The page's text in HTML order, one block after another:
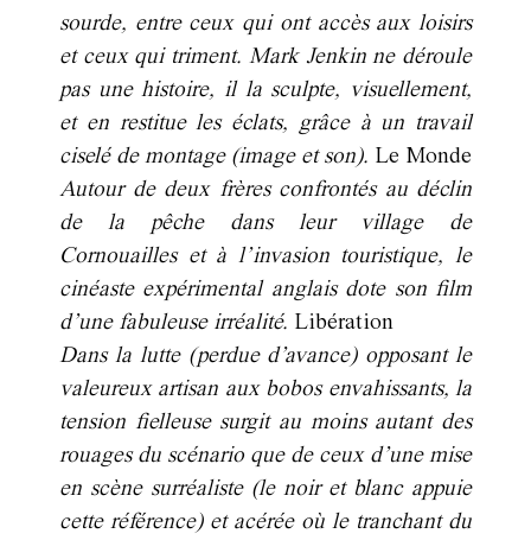
sourde, entre ceux qui ont accès aux loisirs
et ceux qui triment. Mark Jenkin ne déroule
pas une histoire, il la sculpte, visuellement,
et en restitue les éclats, grâce à un travail
ciselé de montage (image et son). Le Monde
Autour de deux frères confrontés au déclin
de la pêche dans leur village de
Cornouailles et à l’invasion touristique, le
cinéaste expérimental anglais dote son film
d’une fabuleuse irréalité. Libération
Dans la lutte (perdue d’avance) opposant le
valeureux artisan aux bobos envahissants, la
tension fielleuse surgit au moins autant des
rouages du scénario que de ceux d’une mise
en scène surréaliste (le noir et blanc appuie
cette référence) et acérée où le tranchant du